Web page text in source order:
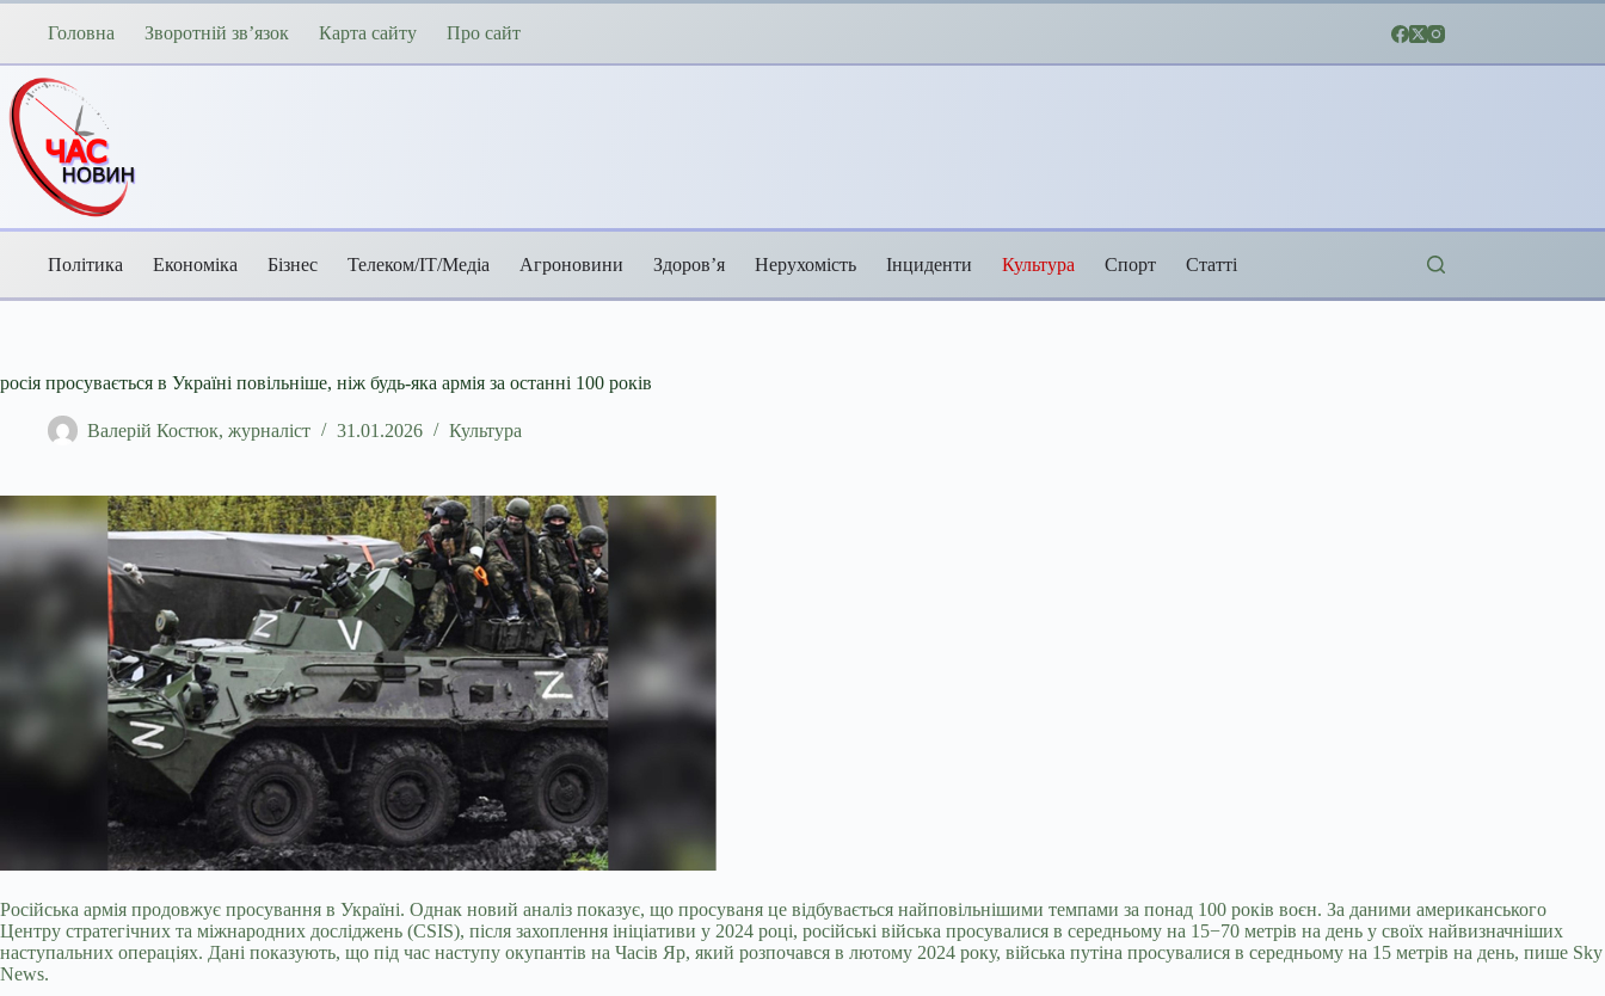
Перейти
Головна Зворотній зв’язок Карта сайту Про сайт
Політика Економіка Бізнес Телеком/ІТ/Медіа Агроновини Здоров’я Нерухомість Інциденти Культура Спорт Статті
росія просувається в Україні повільніше, ніж будь-яка армія за останні 100 років
Валерій Костюк, журналіст 31.01.2026 Культура
Російська армія продовжує просування в Україні. Однак новий аналіз показує, що просуваня це відбувається найповільнішими темпами за понад 100 років воєн. За даними американського
Центру стратегічних та міжнародних досліджень (CSIS), після захоплення ініціативи у 2024 році, російські війська просувалися в середньому на 15−70 метрів на день у своїх найвизначніших
наступальних операціях. Дані показують, що під час наступу окупантів на Часів Яр, який розпочався в лютому 2024 року, війська путіна просувалися в середньому на 15 метрів на день, пише Sky
News.